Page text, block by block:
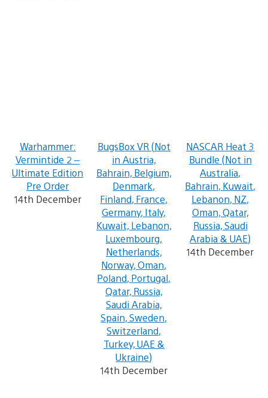
Warhammer:
Vermintide 2 –
Ultimate Edition
Pre Order
14th December
BugsBox VR (Not
in Austria,
Bahrain, Belgium,
Denmark,
Finland, France,
Germany, Italy,
Kuwait, Lebanon,
Luxembourg,
Netherlands,
Norway, Oman,
Poland, Portugal,
Qatar, Russia,
Saudi Arabia,
Spain, Sweden,
Switzerland,
Turkey, UAE &
Ukraine)
14th December
NASCAR Heat 3
Bundle (Not in
Australia,
Bahrain, Kuwait,
Lebanon, NZ,
Oman, Qatar,
Russia, Saudi
Arabia & UAE)
14th December